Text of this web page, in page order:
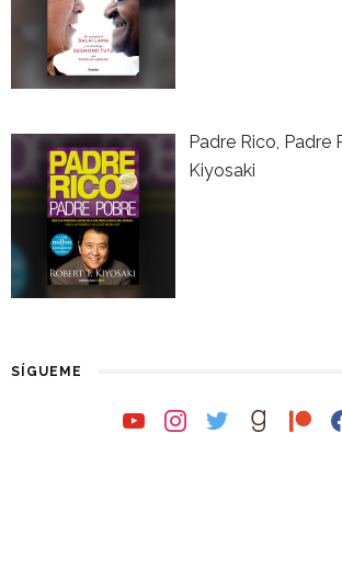
Padre Rico, Padre
Kiyosaki
SÍGUEME
youtubeinstagramtwittergoodreads